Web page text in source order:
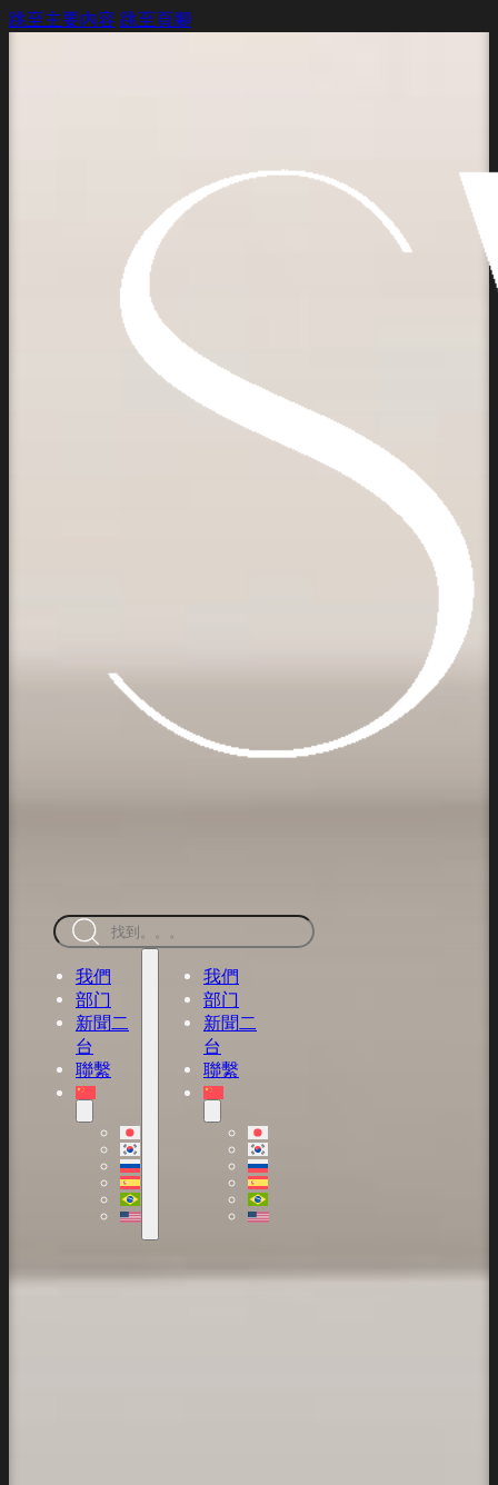
跳至主要內容 跳至頁腳
搜
索
我們
部门
新聞二
台
聯繫
我們
部门
新聞二
台
聯繫